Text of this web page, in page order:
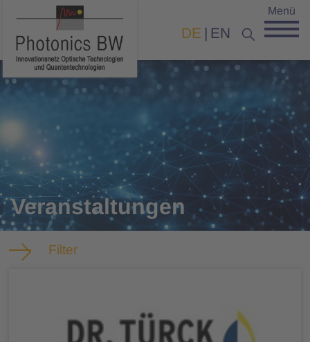
DE EN
Menü
Veranstaltungen
Filter